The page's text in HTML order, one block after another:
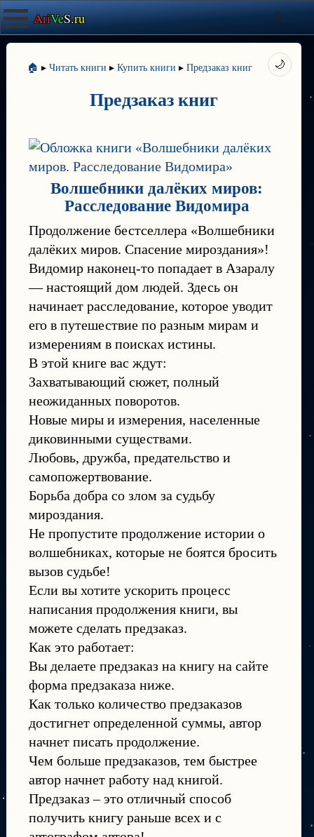
AriVeS.ru
🏠 ▸ Читать книги ▸ Купить книги ▸ Предзаказ книг
Предзаказ книг
Волшебники далёких миров:
Расследование Видомира
Продолжение бестселлера «Волшебники
далёких миров. Спасение мироздания»!
Видомир наконец-то попадает в Азаралу
— настоящий дом людей. Здесь он
начинает расследование, которое уводит
его в путешествие по разным мирам и
измерениям в поисках истины.
В этой книге вас ждут:
Захватывающий сюжет, полный
неожиданных поворотов.
Новые миры и измерения, населенные
диковинными существами.
Любовь, дружба, предательство и
самопожертвование.
Борьба добра со злом за судьбу
мироздания.
Не пропустите продолжение истории о
волшебниках, которые не боятся бросить
вызов судьбе!
Если вы хотите ускорить процесс
написания продолжения книги, вы
можете сделать предзаказ.
Как это работает:
Вы делаете предзаказ на книгу на сайте
форма предзаказа ниже.
Как только количество предзаказов
достигнет определенной суммы, автор
начнет писать продолжение.
Чем больше предзаказов, тем быстрее
автор начнет работу над книгой.
Предзаказ – это отличный способ
получить книгу раньше всех и с
🌙